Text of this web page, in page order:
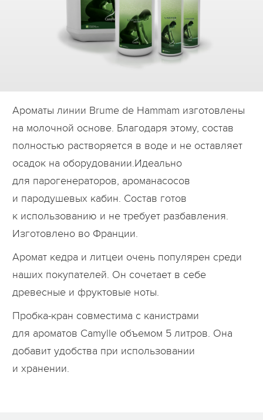
Ароматы линии Brume de Hammam изготовлены
на молочной основе. Благодаря этому, состав
полностью растворяется в воде и не оставляет
осадок на оборудовании.Идеально
для парогенераторов, ароманасосов
и пародушевых кабин. Состав готов
к использованию и не требует разбавления.
Изготовлено во Франции.
Аромат кедра и литцеи очень популярен среди
наших покупателей. Он сочетает в себе
древесные и фруктовые ноты.
Пробка-кран совместима с канистрами
для ароматов Camylle объемом 5 литров. Она
добавит удобства при использовании
и хранении.